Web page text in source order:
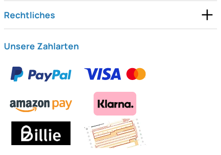
Rechtliches
Unsere Zahlarten